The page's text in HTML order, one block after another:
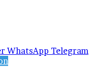
WhatsApp Telegram